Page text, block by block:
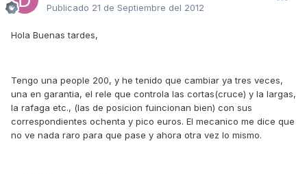
Publicado 21 de Septiembre del 2012
Hola Buenas tardes,
Tengo una people 200, y he tenido que cambiar ya tres veces,
una en garantia, el rele que controla las cortas(cruce) y la largas,
la rafaga etc., (las de posicion fuincionan bien) con sus
correspondientes ochenta y pico euros. El mecanico me dice que
no ve nada raro para que pase y ahora otra vez lo mismo.